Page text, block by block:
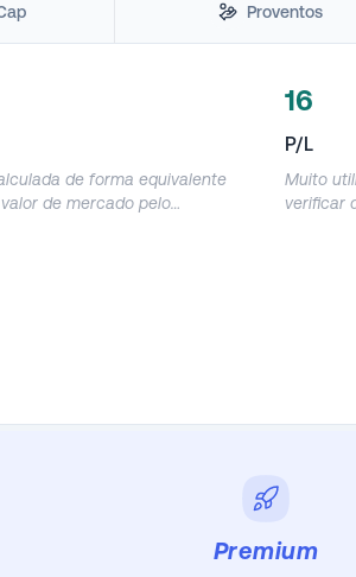
Proventos
de forma equivalente
de mercado pelo
16
P/L
Muito
verificar
Premium